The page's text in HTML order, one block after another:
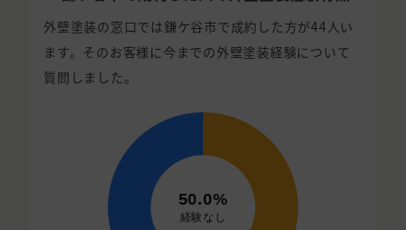
外壁塗装の窓口では鎌ケ谷市で成約した方が44人い
ます。そのお客様に今までの外壁塗装経験について
質問しました。